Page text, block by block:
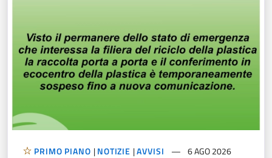
PRIMO PIANO |NOTIZIE |AVVISI 6 AGO 2026